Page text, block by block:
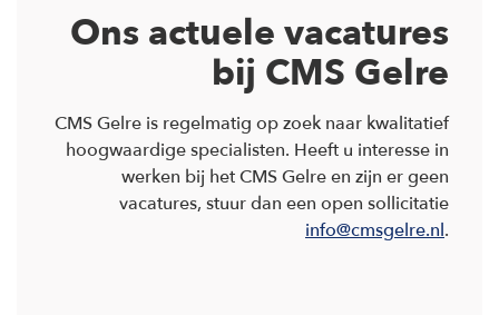
Ons actuele vacatures
bij CMS Gelre
CMS Gelre is regelmatig op zoek naar kwalitatief
hoogwaardige specialisten. Heeft u interesse in
werken bij het CMS Gelre en zijn er geen
vacatures, stuur dan een open sollicitatie
info@cmsgelre.nl.